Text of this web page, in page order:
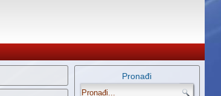
Pronađi
.